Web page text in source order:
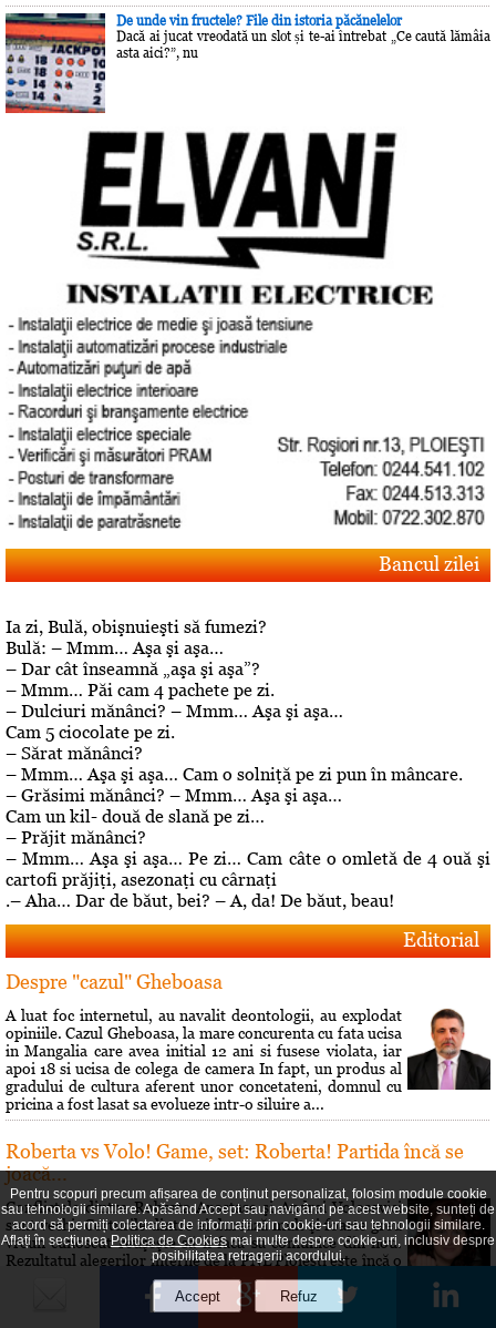
De unde vin fructele? File din istoria păcănelelor
Dacă ai jucat vreodată un slot și te-ai întrebat „Ce caută lămâia
asta aici?”, nu
Bancul zilei
Ia zi, Bulă, obişnuieşti să fumezi?
Bulă: – Mmm… Aşa şi aşa…
– Dar cât înseamnă „aşa şi aşa”?
– Mmm… Păi cam 4 pachete pe zi.
– Dulciuri mănânci? – Mmm… Aşa şi aşa…
Cam 5 ciocolate pe zi.
– Sărat mănânci?
– Mmm… Aşa şi aşa… Cam o solniţă pe zi pun în mâncare.
– Grăsimi mănânci? – Mmm… Aşa şi aşa…
Cam un kil- două de slană pe zi…
– Prăjit mănânci?
– Mmm… Aşa şi aşa… Pe zi… Cam câte o omletă de 4 ouă şi
cartofi prăjiţi, asezonaţi cu cârnaţi
.– Aha… Dar de băut, bei? – A, da! De băut, beau!
Editorial
Despre "cazul" Gheboasa
A luat foc internetul, au navalit deontologii, au explodat
opiniile. Cazul Gheboasa, la mare concurenta cu fata ucisa
in Mangalia care avea initial 12 ani si fusese violata, iar
apoi 18 si ucisa de colega de camera In fapt, un produs al
gradului de cultura aferent unor concetateni, domnul cu
pricina a fost lasat sa evolueze intr-o siluire a...
Roberta vs Volo! Game, set: Roberta! Partida încă se
joacă...
Conflictele dintre Roberta Anastase şi Andrei Volosevici
sunt vechi. Certurile dintre ei durează mult şi foarte greu
vreun cunoscut reuşeşte să îi facă să comunice din nou.
Rezultatul alegerilor interne de la PNL Ploieşti este încă o
dovadă a faptului că liberalii au dorit să îi dea o lecţie lui
Volosevici, arâtându-i voalat că nu este pe...
Pentru scopuri precum afișarea de conținut personalizat, folosim module cookie
sau tehnologii similare. Apăsând Accept sau navigând pe acest website, sunteți de
acord să permiți colectarea de informații prin cookie-uri sau tehnologii similare.
Aflați în secțiuneaPolitica de Cookiesmai multe despre cookie-uri, inclusiv despre
posibilitatea retragerii acordului.